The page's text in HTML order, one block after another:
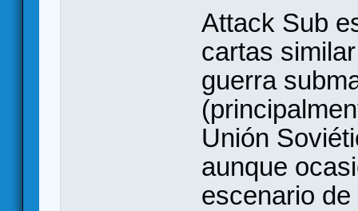
Attack Sub
cartas
guerra
Unión
aunque
escenario